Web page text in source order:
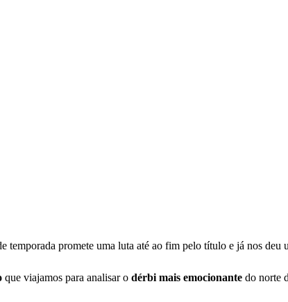
temporada promete uma luta até ao fim pelo título e já nos deu
que viajamos para analisar odérbi maisemocionantedo norte